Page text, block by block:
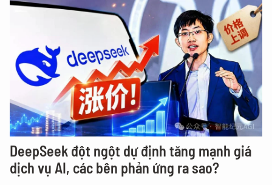
DeepSeek đột ngột dự định tăng mạnh giá
dịch vụ AI, các bên phản ứng ra sao?